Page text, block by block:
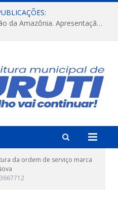
FESTRIBAL 2026 – No Coração da Amazônia. Apresentação da Munduruku.
da ordem de serviço marca